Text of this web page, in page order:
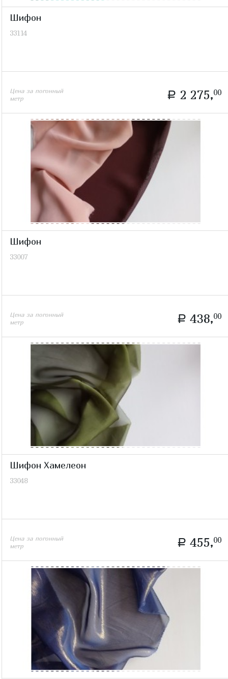
Шифон
33114
Цена за погонный
метр
a 2 275,00
Шифон
33007
Цена за погонный
метр
a 438,00
Шифон Хамелеон
33048
Цена за погонный
метр
a 455,00